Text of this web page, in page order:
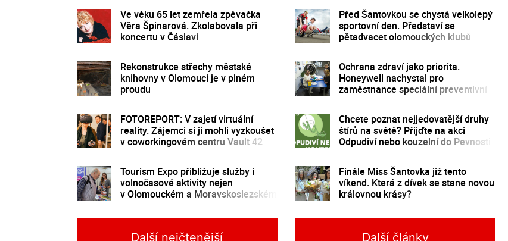
Ve věku 65 let zemřela zpěvačka
Věra Špinarová. Zkolabovala při
koncertu v Čáslavi
Rekonstrukce střechy městské
knihovny v Olomouci je v plném
proudu
FOTOREPORT: V zajetí virtuální
reality. Zájemci si ji mohli vyzkoušet
v coworkingovém centru Vault 42
Tourism Expo přibližuje služby i
volnočasové aktivity nejen
v Olomouckém a Moravskoslezském
Před Šantovkou se chystá velkolepý
sportovní den. Představí se
pětadvacet olomouckých klubů
Ochrana zdraví jako priorita.
Honeywell nachystal pro
zaměstnance speciální preventivní
Chcete poznat nejjedovatější druhy
štírů na světě? Přijďte na akci
Odpudiví nebo kouzelní do Pevnosti
Finále Miss Šantovka již tento
víkend. Která z dívek se stane novou
královnou krásy?
Další nejčtenější Další články